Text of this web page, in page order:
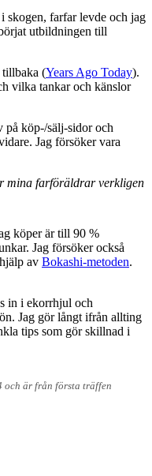
skogen, farfar levde och jag
utbildningen till
tillbaka (Years Ago Today).
vilka tankar och känslor
på köp-/sälj-sidor och
Jag försöker vara
mina farföräldrar verkligen
köper är till 90 %
Jag försöker också
av Bokashi-metoden.
in i ekorrhjul och
Jag gör långt ifrån allting
tips som gör skillnad i
och är från första träffen